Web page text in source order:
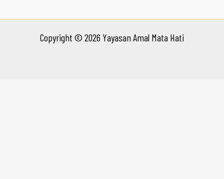
Copyright © 2026 Yayasan Amal Mata Hati